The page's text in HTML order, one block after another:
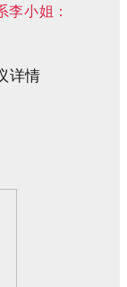
小姐：
详情